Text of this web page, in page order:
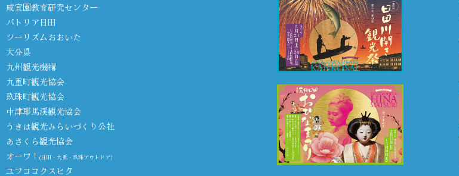
咸宜園教育研究センター
パトリア日田
ツーリズムおおいた
大分県
九州観光機構
九重町観光協会
玖珠町観光協会
中津耶馬渓観光協会
うきは観光みらいづくり公社
あさくら観光協会
オーワ！ (日田・九重・玖珠アウトドア)
ユフココクスヒタ